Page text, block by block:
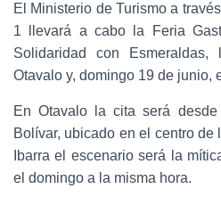
El Ministerio de Turismo a
1 llevará a cabo la Feria
Solidaridad con
Otavalo y, domingo 19 de junio,
En Otavalo la cita será
Bolívar, ubicado en el centro de
Ibarra el escenario será la
el domingo a la misma hora.